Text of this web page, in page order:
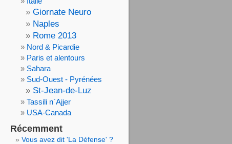
Giornate Neuro
Naples
Rome 2013
Nord & Picardie
Paris et alentours
Sahara
Sud-Ouest - Pyrénées
St-Jean-de-Luz
Tassili n`Ajjer
USA-Canada
Récemment
Vous avez dit 'La Défense' ?